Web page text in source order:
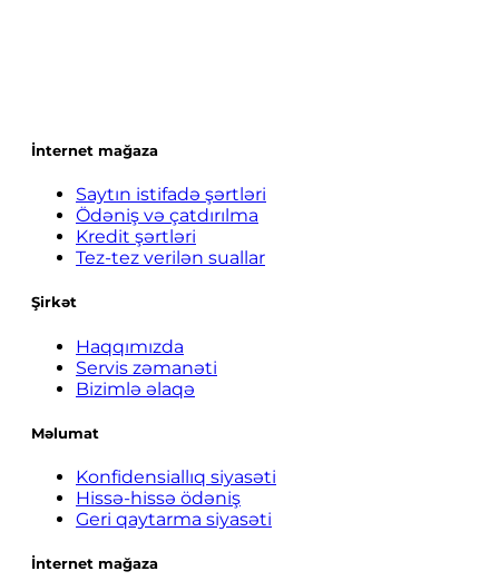
İnternet mağaza
Saytın istifadə şərtləri
Ödəniş və çatdırılma
Kredit şərtləri
Tez-tez verilən suallar
Şirkət
Haqqımızda
Servis zəmanəti
Bizimlə əlaqə
Məlumat
Konfidensiallıq siyasəti
Hissə-hissə ödəniş
Geri qaytarma siyasəti
İnternet mağaza